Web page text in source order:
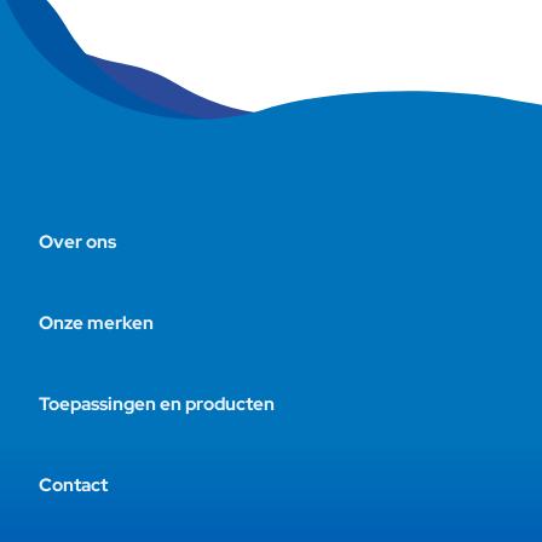
Over ons
Onze merken
Toepassingen en producten
Contact